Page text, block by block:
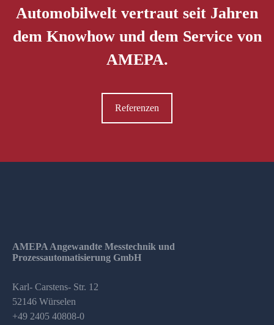
Automobilwelt vertraut seit Jahren
dem Knowhow und dem Service von
AMEPA.
Referenzen
AMEPA Angewandte Messtechnik und
Prozessautomatisierung GmbH
Karl- Carstens- Str. 12
52146 Würselen
+49 2405 40808-0